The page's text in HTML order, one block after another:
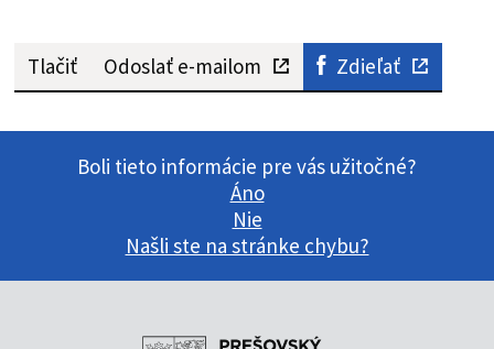
Tlačiť Odoslať e-mailom Zdieľať
Boli tieto informácie pre vás užitočné?
Áno
Nie
Našli ste na stránke chybu?